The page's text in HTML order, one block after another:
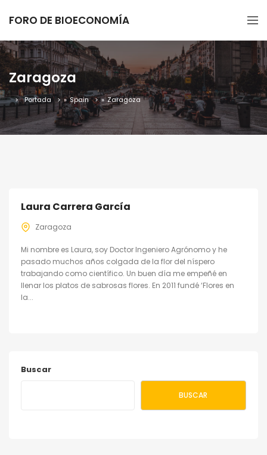
FORO DE BIOECONOMÍA
Zaragoza
Portada » Spain » Zaragoza
Laura Carrera García
Zaragoza
Mi nombre es Laura, soy Doctor Ingeniero Agrónomo y he
pasado muchos años colgada de la flor del níspero
trabajando como científico. Un buen día me empeñé en
llenar los platos de sabrosas flores. En 2011 fundé ‘Flores en
la...
Buscar
BUSCAR